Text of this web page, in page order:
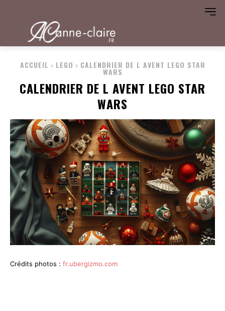
ACCUEIL LEGO CALENDRIER DE L AVENT LEGO STAR
WARS
CALENDRIER DE L AVENT LEGO STAR
WARS
Crédits photos : fr.ubergizmo.com